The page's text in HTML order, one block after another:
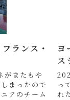
ランス・
がまたもや
まったので
アのチーム
ス
っ
れ